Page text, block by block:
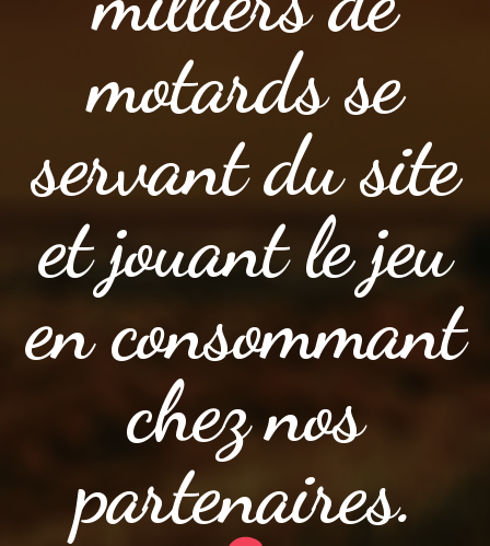
motards se
servant du site
et jouant le jeu
en consommant
chez nos
partenaires.